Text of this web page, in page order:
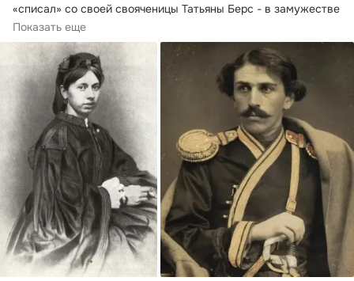
«списал» со своей свояченицы Татьяны Берс - в замужестве
Кузминской.
Показать еще